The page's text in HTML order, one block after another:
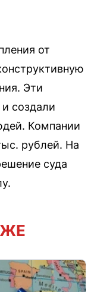
от
Эти
создали
Компании
рублей. На
суда